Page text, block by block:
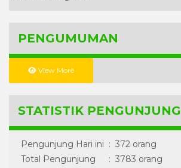
PENGUMUMAN
View More
STATISTIK PENGUNJUNG
Pengunjung Hari ini : 372 orang
Total Pengunjung
: 3783 orang